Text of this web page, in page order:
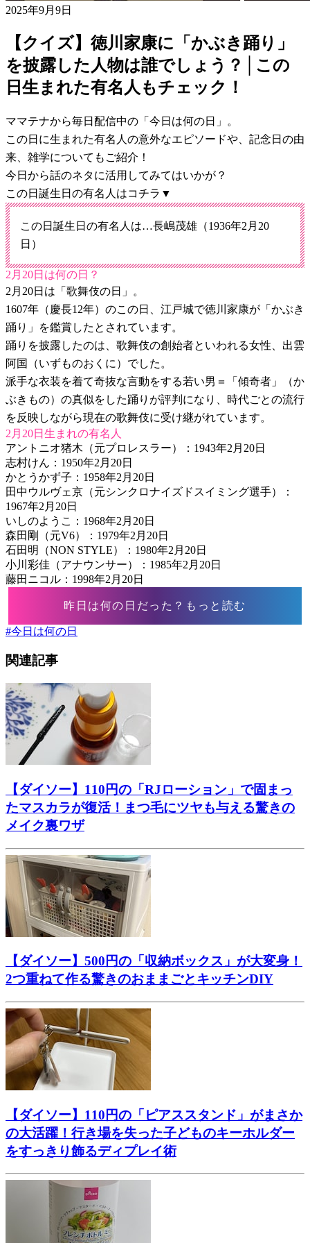
2025年9月9日
【クイズ】徳川家康に「かぶき踊り」
を披露した人物は誰でしょう？│この
日生まれた有名人もチェック！
ママテナから毎日配信中の「今日は何の日」。
この日に生まれた有名人の意外なエピソードや、記念日の由
来、雑学についてもご紹介！
今日から話のネタに活用してみてはいかが？
この日誕生日の有名人はコチラ▼
この日誕生日の有名人は…長嶋茂雄（1936年2月20
日）
2月20日は何の日？
2月20日は「歌舞伎の日」。
1607年（慶長12年）のこの日、江戸城で徳川家康が「かぶき
踊り」を鑑賞したとされています。
踊りを披露したのは、歌舞伎の創始者といわれる女性、出雲
阿国（いずものおくに）でした。
派手な衣装を着て奇抜な言動をする若い男＝「傾奇者」（か
ぶきもの）の真似をした踊りが評判になり、時代ごとの流行
を反映しながら現在の歌舞伎に受け継がれています。
2月20日生まれの有名人
アントニオ猪木（元プロレスラー）：1943年2月20日
志村けん：1950年2月20日
かとうかず子：1958年2月20日
田中ウルヴェ京（元シンクロナイズドスイミング選手）：
1967年2月20日
いしのようこ：1968年2月20日
森田剛（元V6）：1979年2月20日
石田明（NON STYLE）：1980年2月20日
小川彩佳（アナウンサー）：1985年2月20日
藤田ニコル：1998年2月20日
昨日は何の日だった？もっと読む
#今日は何の日
関連記事
【ダイソー】110円の「RJローション」で固まっ
たマスカラが復活！まつ毛にツヤも与える驚きの
メイク裏ワザ
【ダイソー】500円の「収納ボックス」が大変身！
2つ重ねて作る驚きのおままごとキッチンDIY
【ダイソー】110円の「ピアススタンド」がまさか
の大活躍！行き場を失った子どものキーホルダー
をすっきり飾るディプレイ術